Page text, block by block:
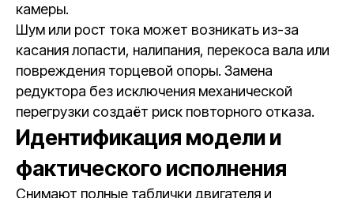
камеры.
Шум или рост тока может возникать из-за
касания лопасти, налипания, перекоса вала или
повреждения торцевой опоры. Замена
редуктора без исключения механической
перегрузки создаёт риск повторного отказа.
Идентификация модели и
фактического исполнения
Снимают полные таблички двигателя и